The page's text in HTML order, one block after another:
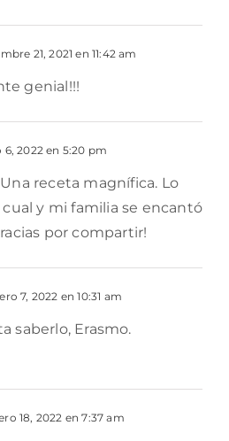
21, 2021 en 11:42 am
genial!!!
6, 2022 en 5:20 pm
receta magnífica. Lo
y mi familia se encantó
por compartir!
7, 2022 en 10:31 am
saberlo, Erasmo.
18, 2022 en 7:37 am